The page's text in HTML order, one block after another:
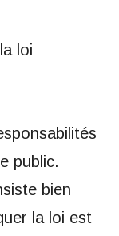
loi
public.
bien
la loi est